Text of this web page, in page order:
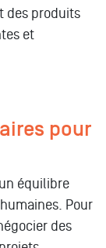
des produits
et
pour
équilibre
Pour
des